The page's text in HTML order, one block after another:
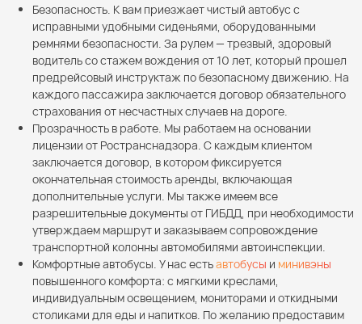
Безопасность. К вам приезжает чистый автобус с
исправными удобными сиденьями, оборудованными
ремнями безопасности. За рулем — трезвый, здоровый
водитель со стажем вождения от 10 лет, который прошел
предрейсовый инструктаж по безопасному движению. На
каждого пассажира заключается договор обязательного
страхования от несчастных случаев на дороге.
Прозрачность в работе. Мы работаем на основании
лицензии от Ространснадзора. С каждым клиентом
заключается договор, в котором фиксируется
окончательная стоимость аренды, включающая
дополнительные услуги. Мы также имеем все
разрешительные документы от ГИБДД, при необходимости
утверждаем маршрут и заказываем сопровождение
транспортной колонны автомобилями автоинспекции.
Комфортные автобусы. У нас естьавтобусы и минивэны
повышенного комфорта: с мягкими креслами,
индивидуальным освещением, мониторами и откидными
столиками для еды и напитков. По желанию предоставим